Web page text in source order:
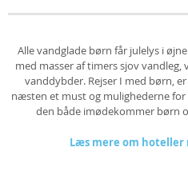
Alle vandglade børn får julelys i
med masser af timers sjov
vanddybder. Rejser I med børn,
næsten et must og mulighederne
den både imødekommer børn
Læs mere om hoteller